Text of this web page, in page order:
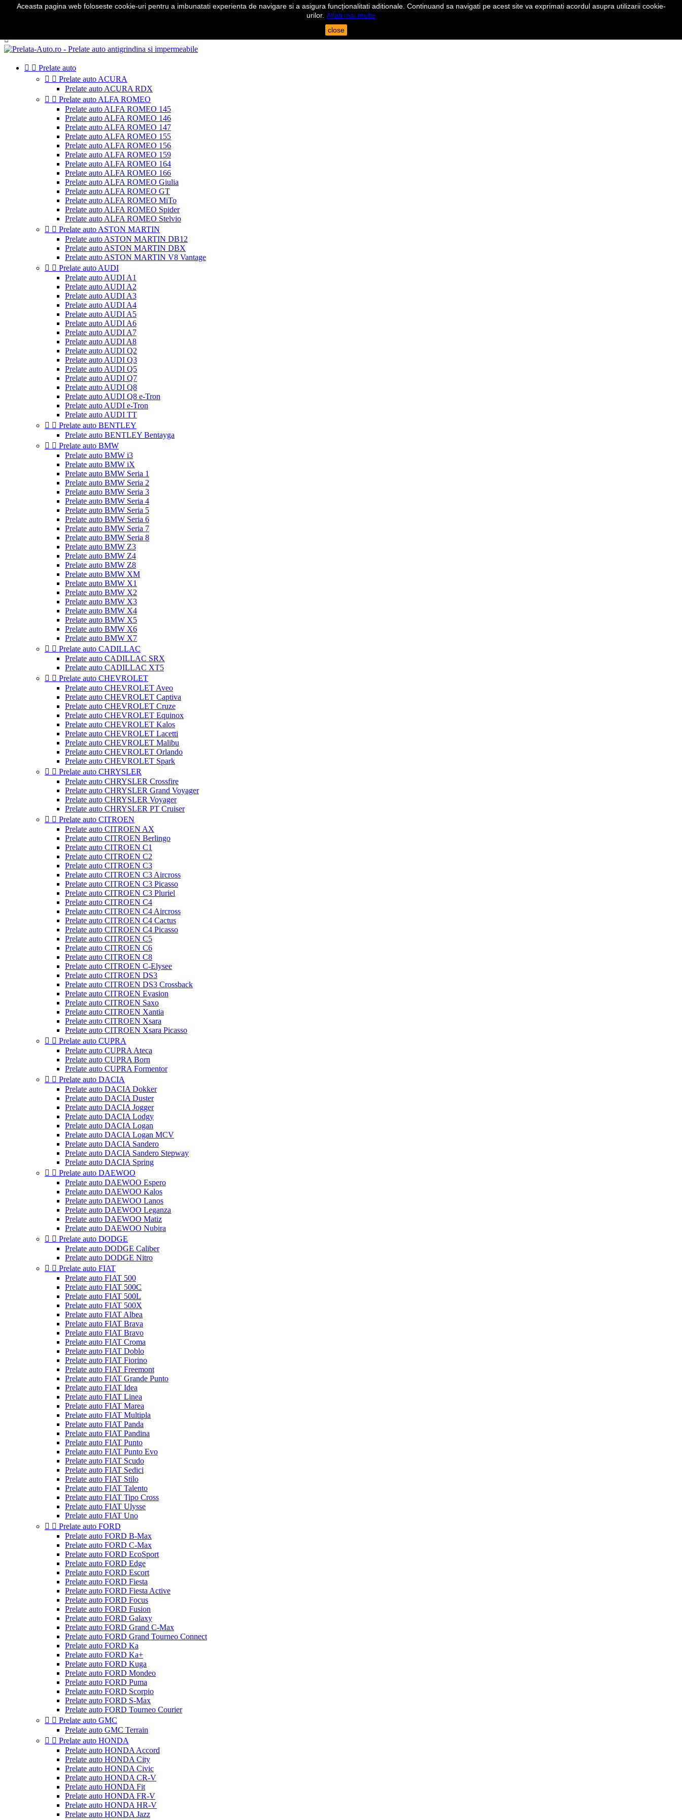
Telefon:0724 571 115

  Prelate auto
  Prelate auto ACURA
Prelate auto ACURA RDX
  Prelate auto ALFA ROMEO
Prelate auto ALFA ROMEO 145
Prelate auto ALFA ROMEO 146
Prelate auto ALFA ROMEO 147
Prelate auto ALFA ROMEO 155
Prelate auto ALFA ROMEO 156
Prelate auto ALFA ROMEO 159
Prelate auto ALFA ROMEO 164
Prelate auto ALFA ROMEO 166
Prelate auto ALFA ROMEO Giulia
Prelate auto ALFA ROMEO GT
Prelate auto ALFA ROMEO MiTo
Prelate auto ALFA ROMEO Spider
Prelate auto ALFA ROMEO Stelvio
  Prelate auto ASTON MARTIN
Prelate auto ASTON MARTIN DB12
Prelate auto ASTON MARTIN DBX
Prelate auto ASTON MARTIN V8 Vantage
  Prelate auto AUDI
Prelate auto AUDI A1
Prelate auto AUDI A2
Prelate auto AUDI A3
Prelate auto AUDI A4
Prelate auto AUDI A5
Prelate auto AUDI A6
Prelate auto AUDI A7
Prelate auto AUDI A8
Prelate auto AUDI Q2
Prelate auto AUDI Q3
Prelate auto AUDI Q5
Prelate auto AUDI Q7
Prelate auto AUDI Q8
Prelate auto AUDI Q8 e-Tron
Prelate auto AUDI e-Tron
Prelate auto AUDI TT
  Prelate auto BENTLEY
Prelate auto BENTLEY Bentayga
  Prelate auto BMW
Prelate auto BMW i3
Prelate auto BMW iX
Prelate auto BMW Seria 1
Prelate auto BMW Seria 2
Prelate auto BMW Seria 3
Prelate auto BMW Seria 4
Prelate auto BMW Seria 5
Prelate auto BMW Seria 6
Prelate auto BMW Seria 7
Prelate auto BMW Seria 8
Prelate auto BMW Z3
Prelate auto BMW Z4
Prelate auto BMW Z8
Prelate auto BMW XM
Prelate auto BMW X1
Prelate auto BMW X2
Prelate auto BMW X3
Prelate auto BMW X4
Prelate auto BMW X5
Prelate auto BMW X6
Prelate auto BMW X7
  Prelate auto CADILLAC
Prelate auto CADILLAC SRX
Prelate auto CADILLAC XT5
  Prelate auto CHEVROLET
Prelate auto CHEVROLET Aveo
Prelate auto CHEVROLET Captiva
Prelate auto CHEVROLET Cruze
Prelate auto CHEVROLET Equinox
Prelate auto CHEVROLET Kalos
Prelate auto CHEVROLET Lacetti
Prelate auto CHEVROLET Malibu
Prelate auto CHEVROLET Orlando
Prelate auto CHEVROLET Spark
  Prelate auto CHRYSLER
Prelate auto CHRYSLER Crossfire
Prelate auto CHRYSLER Grand Voyager
Prelate auto CHRYSLER Voyager
Prelate auto CHRYSLER PT Cruiser
  Prelate auto CITROEN
Prelate auto CITROEN AX
Prelate auto CITROEN Berlingo
Prelate auto CITROEN C1
Prelate auto CITROEN C2
Prelate auto CITROEN C3
Prelate auto CITROEN C3 Aircross
Prelate auto CITROEN C3 Picasso
Prelate auto CITROEN C3 Pluriel
Prelate auto CITROEN C4
Prelate auto CITROEN C4 Aircross
Prelate auto CITROEN C4 Cactus
Prelate auto CITROEN C4 Picasso
Prelate auto CITROEN C5
Prelate auto CITROEN C6
Prelate auto CITROEN C8
Prelate auto CITROEN C-Elysee
Prelate auto CITROEN DS3
Prelate auto CITROEN DS3 Crossback
Prelate auto CITROEN Evasion
Prelate auto CITROEN Saxo
Prelate auto CITROEN Xantia
Prelate auto CITROEN Xsara
Prelate auto CITROEN Xsara Picasso
  Prelate auto CUPRA
Prelate auto CUPRA Ateca
Prelate auto CUPRA Born
Prelate auto CUPRA Formentor
  Prelate auto DACIA
Prelate auto DACIA Dokker
Prelate auto DACIA Duster
Prelate auto DACIA Jogger
Prelate auto DACIA Lodgy
Prelate auto DACIA Logan
Prelate auto DACIA Logan MCV
Prelate auto DACIA Sandero
Prelate auto DACIA Sandero Stepway
Prelate auto DACIA Spring
  Prelate auto DAEWOO
Prelate auto DAEWOO Espero
Prelate auto DAEWOO Kalos
Prelate auto DAEWOO Lanos
Prelate auto DAEWOO Leganza
Prelate auto DAEWOO Matiz
Prelate auto DAEWOO Nubira
  Prelate auto DODGE
Prelate auto DODGE Caliber
Prelate auto DODGE Nitro
  Prelate auto FIAT
Prelate auto FIAT 500
Prelate auto FIAT 500C
Prelate auto FIAT 500L
Prelate auto FIAT 500X
Prelate auto FIAT Albea
Prelate auto FIAT Brava
Prelate auto FIAT Bravo
Prelate auto FIAT Croma
Prelate auto FIAT Doblo
Prelate auto FIAT Fiorino
Prelate auto FIAT Freemont
Prelate auto FIAT Grande Punto
Prelate auto FIAT Idea
Prelate auto FIAT Linea
Prelate auto FIAT Marea
Prelate auto FIAT Multipla
Prelate auto FIAT Panda
Prelate auto FIAT Pandina
Prelate auto FIAT Punto
Prelate auto FIAT Punto Evo
Prelate auto FIAT Scudo
Prelate auto FIAT Sedici
Prelate auto FIAT Stilo
Prelate auto FIAT Talento
Prelate auto FIAT Tipo Cross
Prelate auto FIAT Ulysse
Prelate auto FIAT Uno
  Prelate auto FORD
Prelate auto FORD B-Max
Prelate auto FORD C-Max
Prelate auto FORD EcoSport
Prelate auto FORD Edge
Prelate auto FORD Escort
Prelate auto FORD Fiesta
Prelate auto FORD Fiesta Active
Prelate auto FORD Focus
Prelate auto FORD Fusion
Prelate auto FORD Galaxy
Prelate auto FORD Grand C-Max
Prelate auto FORD Grand Tourneo Connect
Prelate auto FORD Ka
Prelate auto FORD Ka+
Prelate auto FORD Kuga
Prelate auto FORD Mondeo
Prelate auto FORD Puma
Prelate auto FORD Scorpio
Prelate auto FORD S-Max
Prelate auto FORD Tourneo Courier
  Prelate auto GMC
Prelate auto GMC Terrain
  Prelate auto HONDA
Prelate auto HONDA Accord
Prelate auto HONDA City
Prelate auto HONDA Civic
Prelate auto HONDA CR-V
Prelate auto HONDA Fit
Prelate auto HONDA FR-V
Prelate auto HONDA HR-V
Prelate auto HONDA Jazz
Aceasta pagina web foloseste cookie-uri pentru a imbunatati experienta de navigare si a asigura funcționalitati aditionale. Continuand sa navigati pe acest site va exprimati acordul asupra utilizarii cookie-
urilor. Aflati mai multe
close